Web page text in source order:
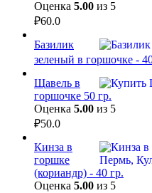
Оценка 5.00 из 5
₽60.0
Базилик
зеленый в горшочке -
Щавель в
горшочке 50 гр.
Оценка 5.00 из 5
₽50.0
Кинза в
горшке
(кориандр) - 40 гр.
Оценка 5.00 из 5